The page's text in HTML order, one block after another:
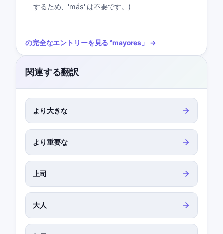
するため、'más' は不要です。)
の完全なエントリーを見る “mayores 」 →
関連する翻訳
より大きな
より重要な
上司
大人